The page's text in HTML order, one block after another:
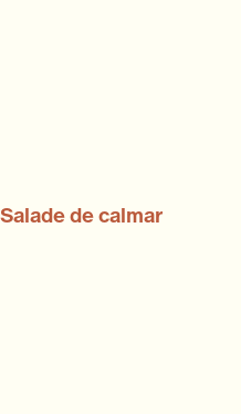
Salade de calmar